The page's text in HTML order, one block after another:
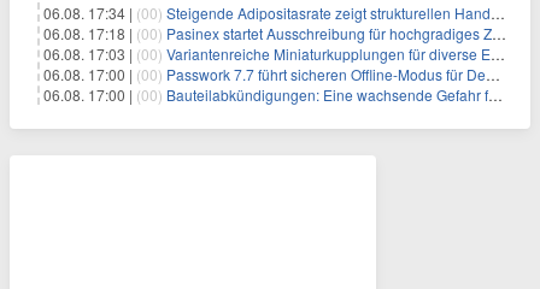
06.08. 17:34 | (00) Steigende Adipositasrate zeigt strukturellen Handlungsbedarf bei der Ernährung schulpflichtiger Kinder
06.08. 17:18 | (00) Pasinex startet Ausschreibung für hochgradiges Zinksulfidkonzentrat mit Germanium- und Silbergehalten und stellt ein Betriebsupdate bereit
06.08. 17:03 | (00) Variantenreiche Miniaturkupplungen für diverse Einsatzbereiche
06.08. 17:00 | (00) Passwork 7.7 führt sicheren Offline-Modus für Desktop- und Mobile-Apps ein
06.08. 17:00 | (00) Bauteilabkündigungen: Eine wachsende Gefahr für industrielle Elektroniksysteme